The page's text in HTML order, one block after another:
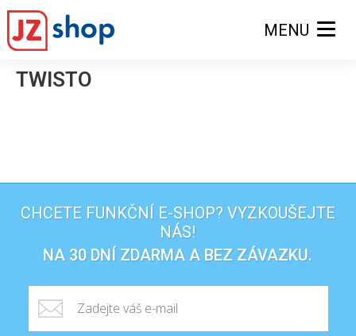
MENU
TWISTO
CHCETE FUNKČNÍ E-SHOP? VYZKOUŠEJTE
NÁS!
NA 30 DNÍ ZDARMA A BEZ ZÁVAZKU.